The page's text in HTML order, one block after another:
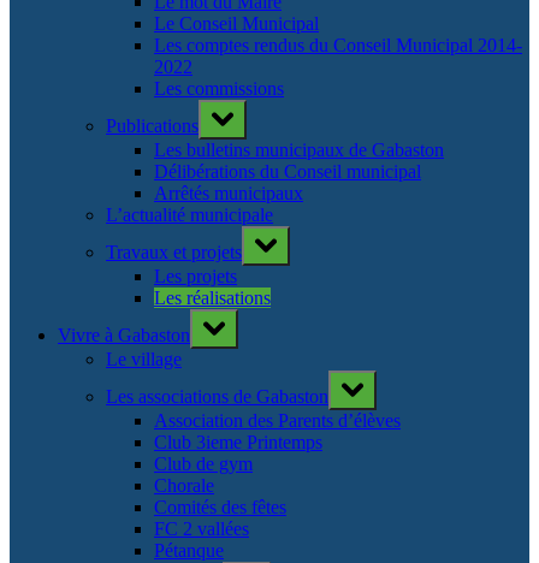
Le Conseil Municipal
Les comptes rendus du Conseil Municipal 2014-
2022
Les commissions
Publications
Toggle
sub-
menu
Les bulletins municipaux de Gabaston
Délibérations du Conseil municipal
Arrêtés municipaux
L’actualité municipale
Travaux et projets
Toggle
sub-
Les projets
Les réalisations
Vivre à Gabaston
Toggle
sub-
Le village
Les associations de Gabaston
Toggle
sub-
menu
Association des Parents d’élèves
Club 3ieme Printemps
Club de gym
Chorale
Comités des fêtes
FC 2 vallées
Pétanque